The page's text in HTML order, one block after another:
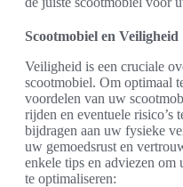
Scootmobiel en Veiligheid
Veiligheid is een cruciale
scootmobiel. Om optimaal
voordelen van uw
rijden en eventuele risico’s
bijdragen aan uw fysieke
uw gemoedsrust en
enkele tips en adviezen
te optimaliseren: